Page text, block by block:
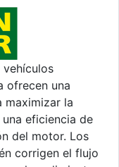
vehículos
ofrecen una
maximizar la
eficiencia de
del motor. Los
corrigen el flujo